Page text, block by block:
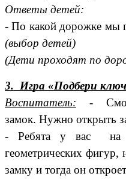
Ответы детей:
- По какой дорожке мы
(выбор детей)
(Дети проходят по
3. Игра «Подбери
Воспитатель:
-
замок. Нужно открыть
- Ребята у вас на
геометрических фигур,
замку и тогда он